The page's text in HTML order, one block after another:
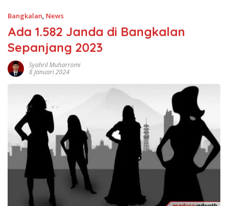
Bangkalan, News
Ada 1.582 Janda di Bangkalan
Sepanjang 2023
Syahril Muharromi
8 Januari 2024